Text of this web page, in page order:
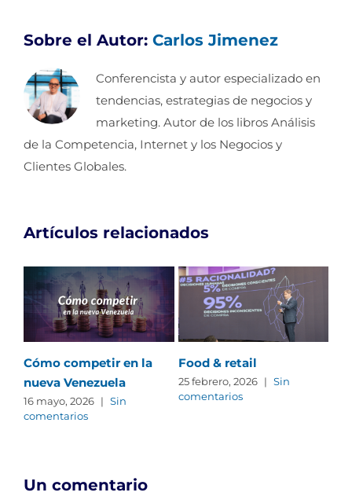
Sobre el Autor: Carlos Jimenez
Conferencista y autor especializado en
tendencias, estrategias de negocios y
marketing. Autor de los libros Análisis
de la Competencia, Internet y los Negocios y
Clientes Globales.
Artículos relacionados
Cómo competir en la
nueva Venezuela
16 mayo, 2026 | Sin
comentarios
Food & retail
25 febrero, 2026 | Sin
comentarios
Un comentario